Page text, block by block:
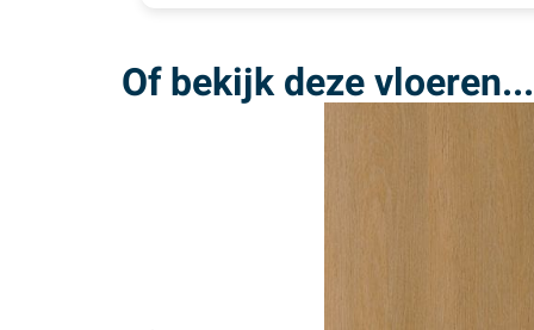
Of bekijk deze vloeren...